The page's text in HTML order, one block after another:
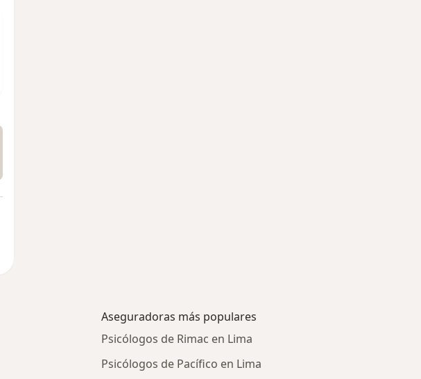
Aseguradoras más populares
Psicólogos de Rimac en Lima
Psicólogos de Pacífico en Lima